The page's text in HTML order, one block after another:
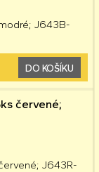
J643B-
DO KOŠÍKU
červené;
J643R-